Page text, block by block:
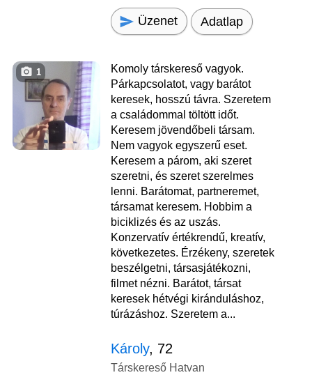
Üzenet Adatlap
1
Komoly társkereső vagyok.
Párkapcsolatot, vagy barátot
keresek, hosszú távra. Szeretem
a családommal töltött időt.
Keresem jövendőbeli társam.
Nem vagyok egyszerű eset.
Keresem a párom, aki szeret
szeretni, és szeret szerelmes
lenni. Barátomat, partneremet,
társamat keresem. Hobbim a
biciklizés és az uszás.
Konzervatív értékrendű, kreatív,
következetes. Érzékeny, szeretek
beszélgetni, társasjátékozni,
filmet nézni. Barátot, társat
keresek hétvégi kiránduláshoz,
túrázáshoz. Szeretem a...
Károly, 72
Társkereső Hatvan